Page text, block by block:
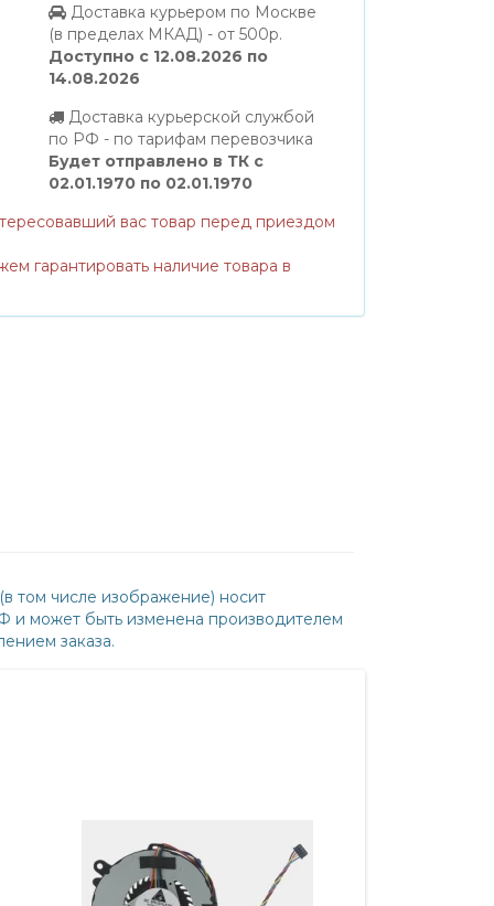
Доставка курьером по Москве
(в пределах МКАД) - от 500р.
Доступно с 12.08.2026 по
14.08.2026
Доставка курьерской службой
по РФ - по тарифам перевозчика
Будет отправлено в ТК с
02.01.1970 по 02.01.1970
вас товар перед приездом
гарантировать наличие товара в
том числе изображение) носит
и может быть изменена производителем
заказа.